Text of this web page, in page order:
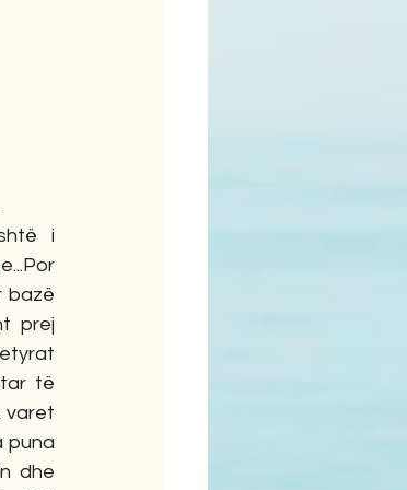
i
bazë
prej
të
varet
puna
dhe